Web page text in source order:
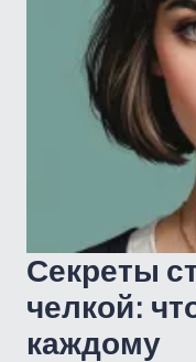
Секреты
челкой:
каждому